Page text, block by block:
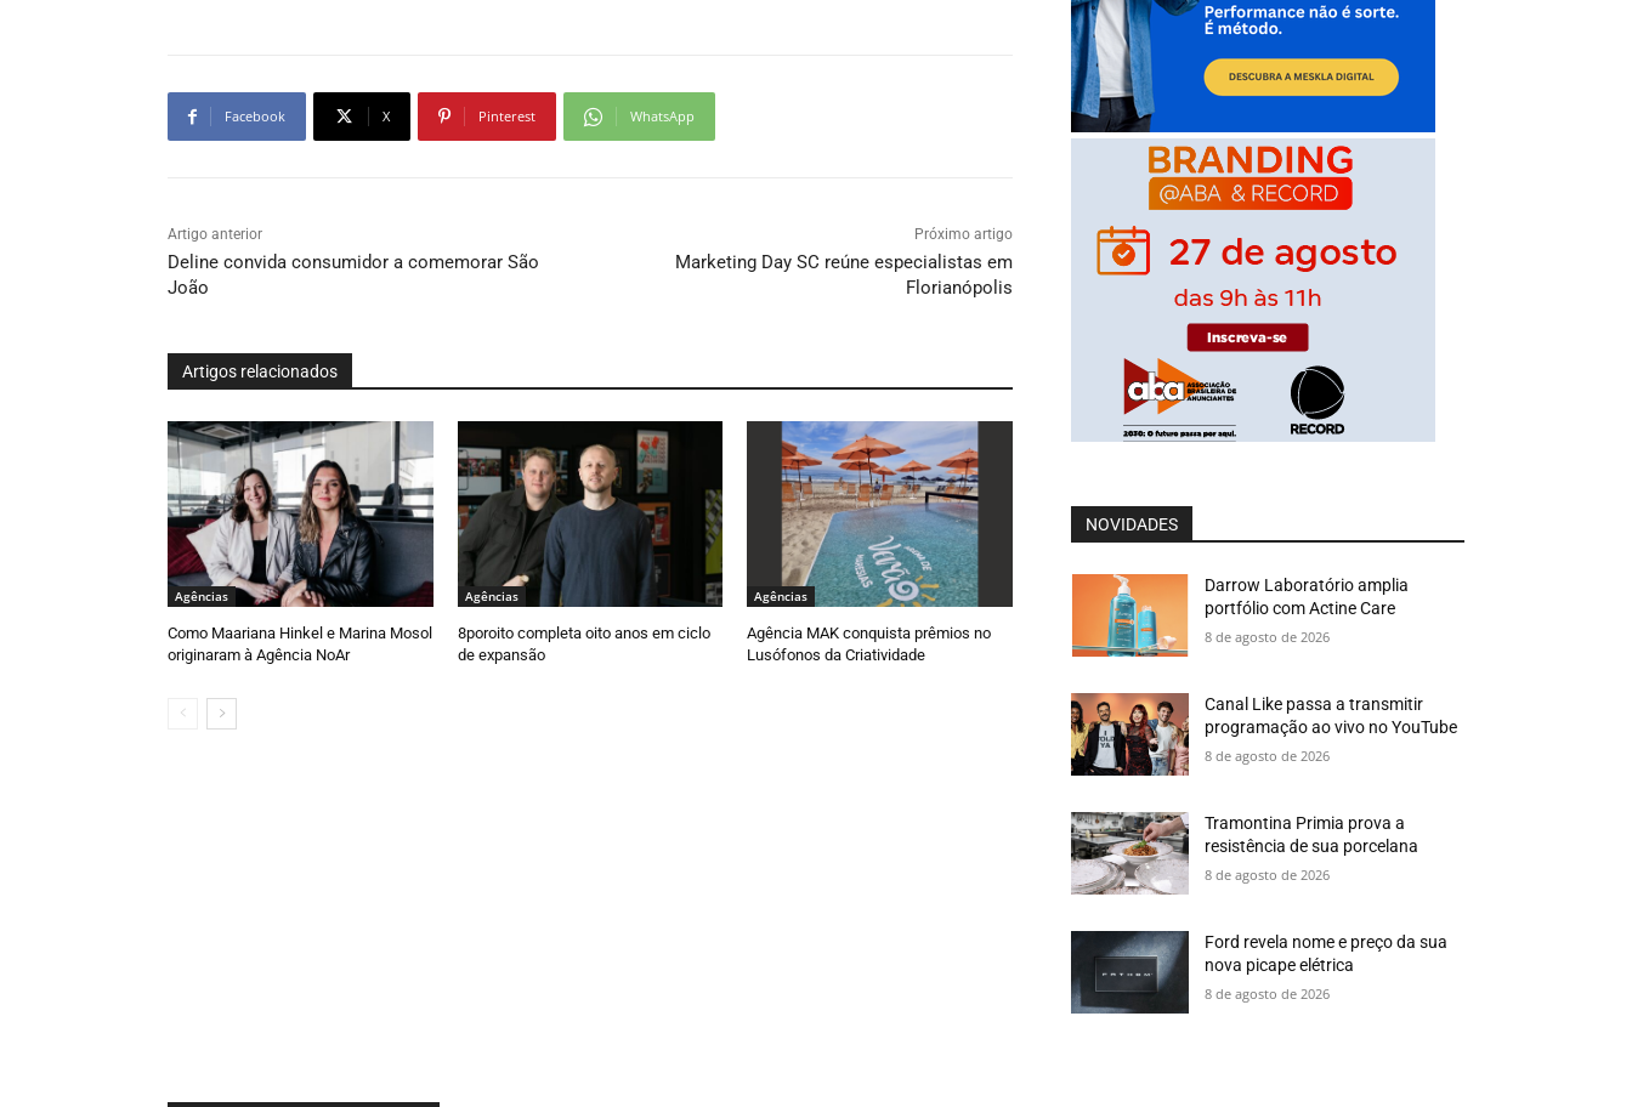
Facebook X Pinterest WhatsApp
Artigo anterior
Deline convida consumidor a comemorar São
João
Próximo artigo
Marketing Day SC reúne especialistas em
Florianópolis
Artigos relacionados
Agências
Como Maariana Hinkel e Marina Mosol
originaram à Agência NoAr
Agências
8poroito completa oito anos em ciclo
de expansão
Agências
Agência MAK conquista prêmios no
Lusófonos da Criatividade
NOVIDADES
Darrow Laboratório amplia
portfólio com Actine Care
8 de agosto de 2026
Canal Like passa a transmitir
programação ao vivo no YouTube
8 de agosto de 2026
Tramontina Primia prova a
resistência de sua porcelana
8 de agosto de 2026
Ford revela nome e preço da sua
nova picape elétrica
8 de agosto de 2026